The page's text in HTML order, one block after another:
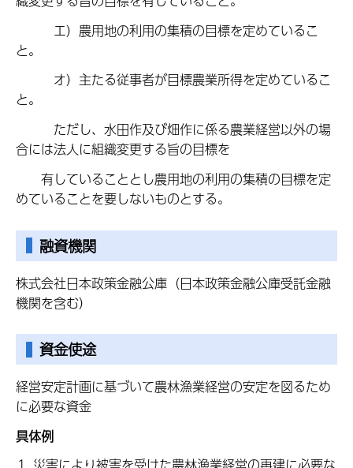
エ）農用地の利用の集積の目標を定めているこ
と。
オ）主たる従事者が目標農業所得を定めているこ
と。
ただし、水田作及び畑作に係る農業経営以外の場
合には法人に組織変更する旨の目標を
有していることとし農用地の利用の集積の目標を定
めていることを要しないものとする。
融資機関
株式会社日本政策金融公庫（日本政策金融公庫受託金融
機関を含む）
資金使途
経営安定計画に基づいて農林漁業経営の安定を図るため
に必要な資金
具体例